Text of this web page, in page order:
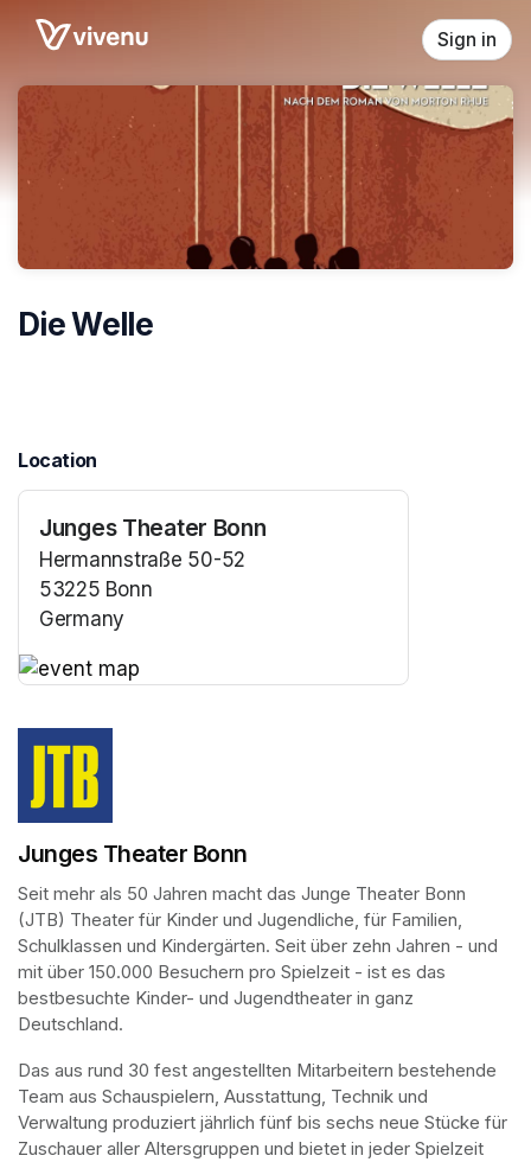
Skip header
Sign in
Die Welle
Location
Junges Theater Bonn
Hermannstraße 50-52
53225 Bonn
Germany
Junges Theater Bonn
Seit mehr als 50 Jahren macht das Junge Theater Bonn
(JTB) Theater für Kinder und Jugendliche, für Familien,
Schulklassen und Kindergärten. Seit über zehn Jahren - und
mit über 150.000 Besuchern pro Spielzeit - ist es das
bestbesuchte Kinder- und Jugendtheater in ganz
Deutschland.
Das aus rund 30 fest angestellten Mitarbeitern bestehende
Team aus Schauspielern, Ausstattung, Technik und
Verwaltung produziert jährlich fünf bis sechs neue Stücke für
Zuschauer aller Altersgruppen und bietet in jeder Spielzeit